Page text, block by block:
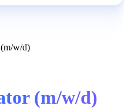
w/d)
(m/w/d)